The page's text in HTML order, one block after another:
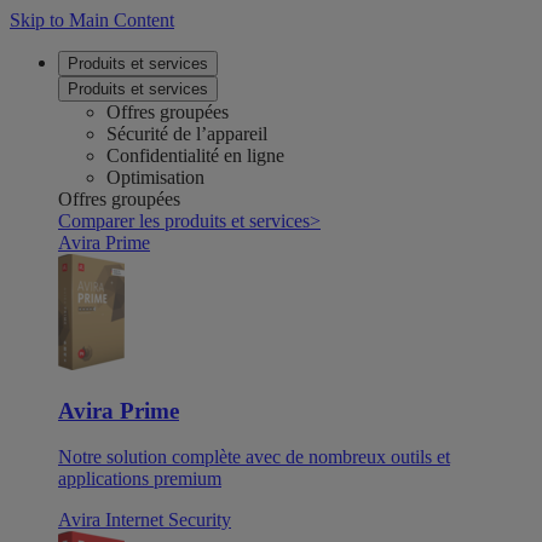
Skip to Main Content
Produits et services
Produits et services
Offres groupées
Sécurité de l’appareil
Confidentialité en ligne
Optimisation
Offres groupées
Comparer les produits et services>
Avira Prime
Avira Prime
Notre solution complète avec de nombreux outils et
applications premium
Avira Internet Security